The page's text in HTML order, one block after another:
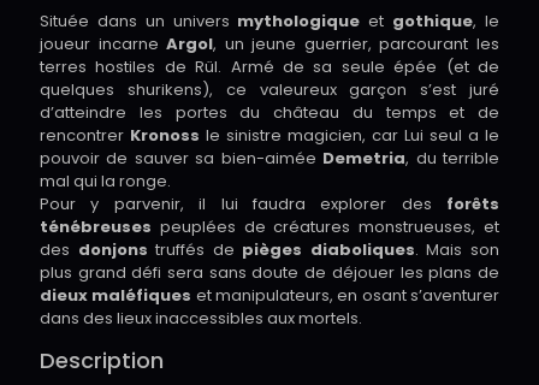
Située dans un univers mythologique et gothique, le
joueur incarneArgol, un jeune guerrier, parcourant les
terres hostiles de Rül. Armé de sa seule épée (et de
quelques shurikens), ce valeureux garçon s’est juré
d’atteindre les portes du château du temps et de
rencontrer Kronoss le sinistre magicien, car Lui seul a le
pouvoir de sauver sa bien-aimée Demetria, du terrible
mal qui la ronge.
Pour y parvenir, il lui faudra explorer des forêts
ténébreuses peuplées de créatures monstrueuses, et
des donjons truffés de pièges diaboliques. Mais son
plus grand défi sera sans doute de déjouer les plans de
dieux maléfiques et manipulateurs, en osant s’aventurer
dans des lieux inaccessibles aux mortels.
Description